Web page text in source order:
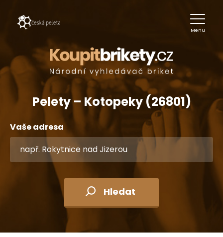
Menu
Pelety – Kotopeky (26801)
Vaše adresa
Hledat